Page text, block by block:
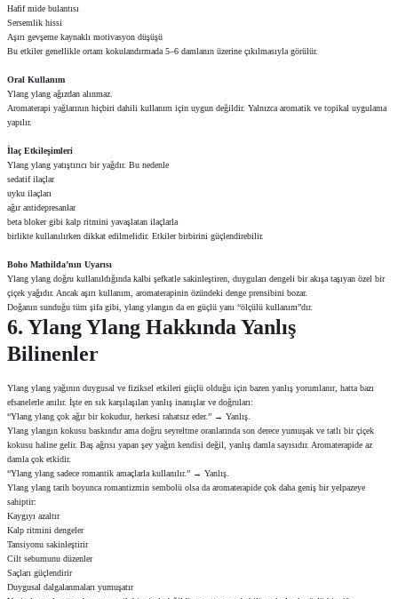
Hafif mide bulantısı
Sersemlik hissi
Aşırı gevşeme kaynaklı motivasyon düşüşü
Bu etkiler genellikle ortam kokulandırmada 5–6 damlanın üzerine çıkılmasıyla görülür.
Oral Kullanım
Ylang ylang ağızdan alınmaz.
Aromaterapi yağlarının hiçbiri dahili kullanım için uygun değildir. Yalnızca aromatik ve topikal uygulama
yapılır.
İlaç Etkileşimleri
Ylang ylang yatıştırıcı bir yağdır. Bu nedenle
sedatif ilaçlar
uyku ilaçları
ağır antidepresanlar
beta bloker gibi kalp ritmini yavaşlatan ilaçlarla
birlikte kullanılırken dikkat edilmelidir. Etkiler birbirini güçlendirebilir.
Boho Mathilda’nın Uyarısı
Ylang ylang doğru kullanıldığında kalbi şefkatle sakinleştiren, duyguları dengeli bir akışa taşıyan özel bir
çiçek yağıdır. Ancak aşırı kullanım, aromaterapinin özündeki denge prensibini bozar.
Doğanın sunduğu tüm şifa gibi, ylang ylangın da en güçlü yanı “ölçülü kullanım”dır.
6. Ylang Ylang Hakkında Yanlış
Bilinenler
Ylang ylang yağının duygusal ve fiziksel etkileri güçlü olduğu için bazen yanlış yorumlanır, hatta bazı
efsanelerle anılır. İşte en sık karşılaşılan yanlış inanışlar ve doğruları:
“Ylang ylang çok ağır bir kokudur, herkesi rahatsız eder.” → Yanlış.
Ylang ylangın kokusu baskındır ama doğru seyreltme oranlarında son derece yumuşak ve tatlı bir çiçek
kokusu haline gelir. Baş ağrısı yapan şey yağın kendisi değil, yanlış damla sayısıdır. Aromaterapide az
damla çok etkidir.
“Ylang ylang sadece romantik amaçlarla kullanılır.” → Yanlış.
Ylang ylang tarih boyunca romantizmin sembolü olsa da aromaterapide çok daha geniş bir yelpazeye
sahiptir:
Kaygıyı azaltır
Kalp ritmini dengeler
Tansiyonu sakinleştirir
Cilt sebumunu düzenler
Saçları güçlendirir
Duygusal dalgalanmaları yumuşatır